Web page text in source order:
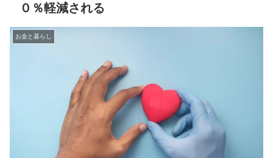
０％軽減される
お金と暮らし